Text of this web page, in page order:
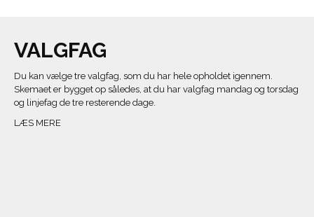
VALGFAG
Du kan vælge tre valgfag, som du har hele opholdet igennem.
Skemaet er bygget op således, at du har valgfag mandag og torsdag
og linjefag de tre resterende dage.
LÆS MERE